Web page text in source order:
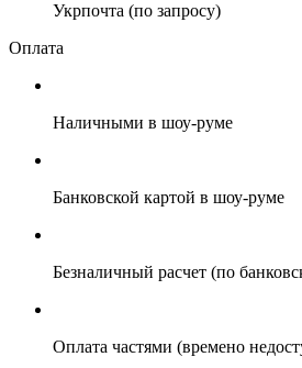
Укрпочта (по запросу)
Оплата
Наличными в шоу-руме
Банковской картой в шоу-руме
Безналичный расчет (по
Оплата частями (времено